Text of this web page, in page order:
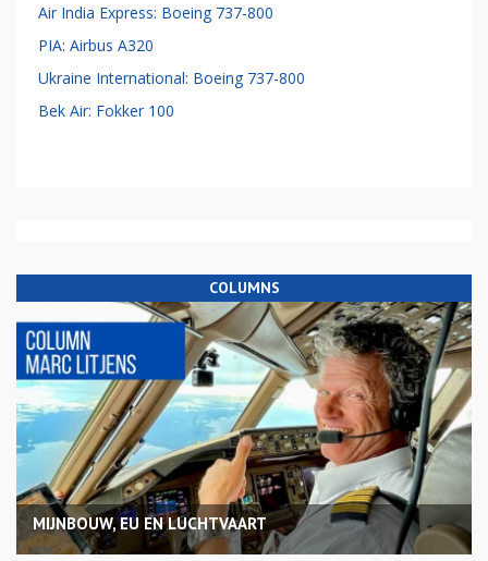
Air India Express: Boeing 737-800
PIA: Airbus A320
Ukraine International: Boeing 737-800
Bek Air: Fokker 100
COLUMNS
MIJNBOUW, EU EN LUCHTVAART